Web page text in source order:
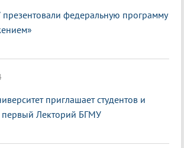
презентовали федеральную программу
приглашает студентов и
первый Лекторий БГМУ